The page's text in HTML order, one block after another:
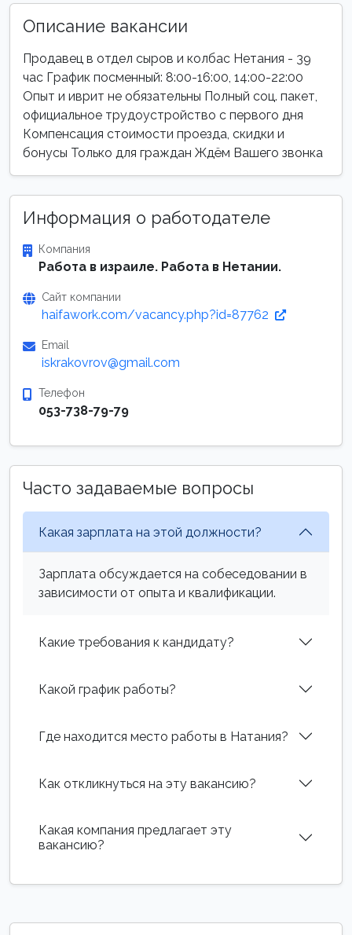
Описание вакансии
Продавец в отдел сыров и колбас Нетания - 39
час График посменный: 8:00-16:00, 14:00-22:00
Опыт и иврит не обязательны Полный соц. пакет,
официальное трудоустройство с первого дня
Компенсация стоимости проезда, скидки и
бонусы Только для граждан Ждём Вашего звонка
Информация о работодателе
Компания
Работа в израиле. Работа в Нетании.
Сайт компании
haifawork.com/vacancy.php?id=87762
Email
iskrakovrov@gmail.com
Телефон
053-738-79-79
Часто задаваемые вопросы
Какая зарплата на этой должности?
Зарплата обсуждается на собеседовании в
зависимости от опыта и квалификации.
Какие требования к кандидату?
Какой график работы?
Где находится место работы в Натания?
Как откликнуться на эту вакансию?
Какая компания предлагает эту
вакансию?